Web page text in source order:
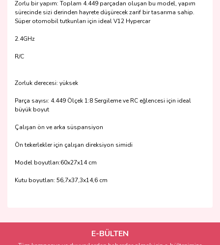
Zorlu bir yapım: Toplam 4.449 parçadan oluşan bu model, yapım
sürecinde sizi derinden hayrete düşürecek zarif bir tasarıma sahip.
Süper otomobil tutkunları için ideal V12 Hypercar
2.4GHz
R/C
Zorluk derecesi: yüksek
Parça sayısı: 4.449 Ölçek 1:8 Sergileme ve RC eğlencesi için ideal
büyük boyut
Çalışan ön ve arka süspansiyon
Ön tekerlekler için çalışan direksiyon simidi
Model boyutları:60x27x14 cm
Kutu boyutları: 56,7x37,3x14,6 cm
kullanarak tarafımıza iletebilirsiniz.
Görüş ve önerileriniz için teşekkür ederiz.
E-BÜLTEN